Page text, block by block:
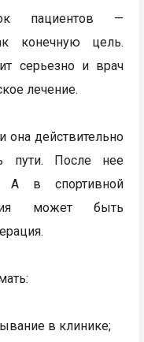
пациентов —
конечную цель.
серьезно и врач
лечение.
она действительно
пути. После нее
А в спортивной
может быть
в клинике;